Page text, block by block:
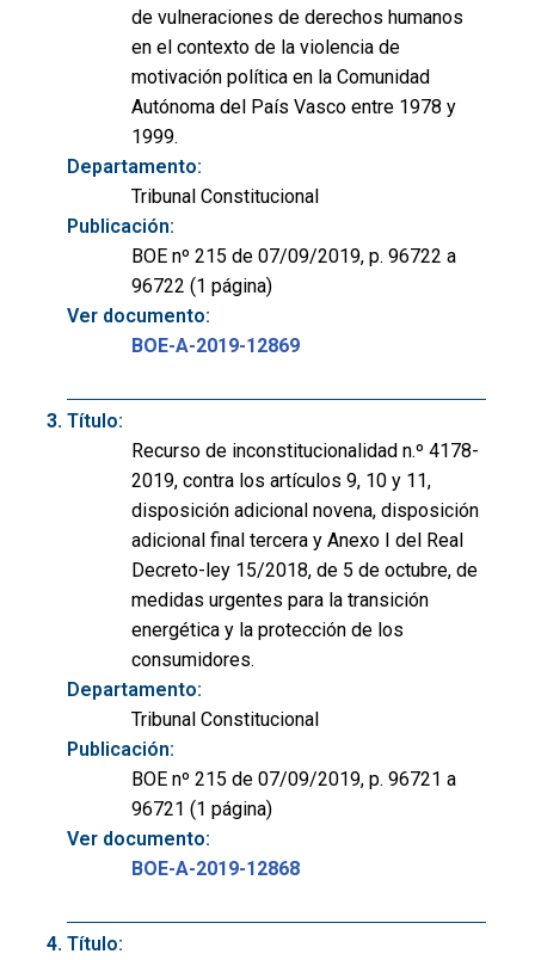
de vulneraciones de derechos humanos
en el contexto de la violencia de
motivación política en la Comunidad
Autónoma del País Vasco entre 1978 y
1999.
Departamento:
Tribunal Constitucional
Publicación:
BOE nº 215 de 07/09/2019, p. 96722 a
96722 (1 página)
Ver documento:
BOE-A-2019-12869
Título:
Recurso de inconstitucionalidad n.º 4178-
2019, contra los artículos 9, 10 y 11,
disposición adicional novena, disposición
adicional final tercera y Anexo I del Real
Decreto-ley 15/2018, de 5 de octubre, de
medidas urgentes para la transición
energética y la protección de los
consumidores.
Departamento:
Tribunal Constitucional
Publicación:
BOE nº 215 de 07/09/2019, p. 96721 a
96721 (1 página)
Ver documento:
BOE-A-2019-12868
Título: